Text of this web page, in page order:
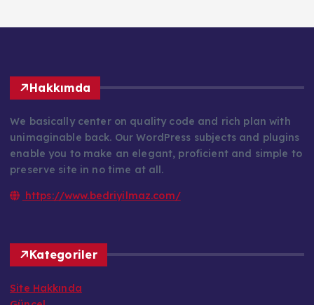
Hakkımda
We basically center on quality code and rich plan with
unimaginable back. Our WordPress subjects and plugins
enable you to make an elegant, proficient and simple to
preserve site in no time at all.
https://www.bedriyilmaz.com/
Kategoriler
Site Hakkında